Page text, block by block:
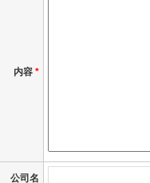
内容 *
公司名